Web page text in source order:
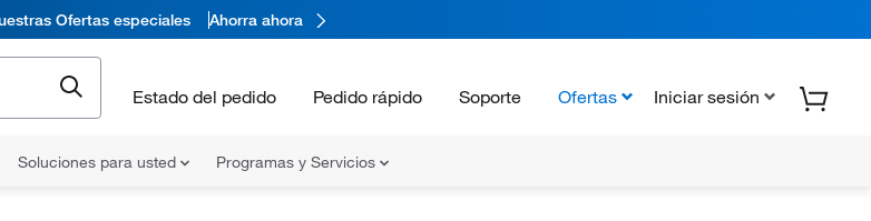
Ofertas especiales Ahorra ahora
Estado del pedido Pedido rápido Soporte Ofertas Iniciar sesión
Soluciones para usted Programas y Servicios